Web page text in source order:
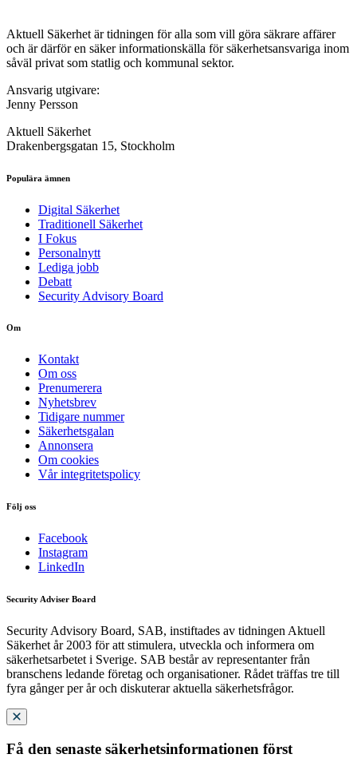
Aktuell Säkerhet är tidningen för alla som vill göra säkrare affärer
och är därför en säker informationskälla för säkerhets­ansvariga inom
såväl privat som statlig och kommunal sektor.
Ansvarig utgivare:
Jenny Persson
Aktuell Säkerhet
Drakenbergsgatan 15, Stockholm
Populära ämnen
Digital Säkerhet
Traditionell Säkerhet
I Fokus
Personalnytt
Lediga jobb
Debatt
Security Advisory Board
Om
Kontakt
Om oss
Prenumerera
Nyhetsbrev
Tidigare nummer
Säkerhetsgalan
Annonsera
Om cookies
Vår integritetspolicy
Följ oss
Facebook
Instagram
LinkedIn
Security Adviser Board
Security Advisory Board, SAB, instiftades av tidningen Aktuell
Säkerhet år 2003 för att stimulera, utveckla och informera om
säkerhetsarbetet i Sverige. SAB består av representanter från
branschens ledande företag och organisationer. Rådet träffas tre till
fyra gånger per år och diskuterar aktuella säkerhetsfrågor.
Få den senaste säkerhetsinformationen först